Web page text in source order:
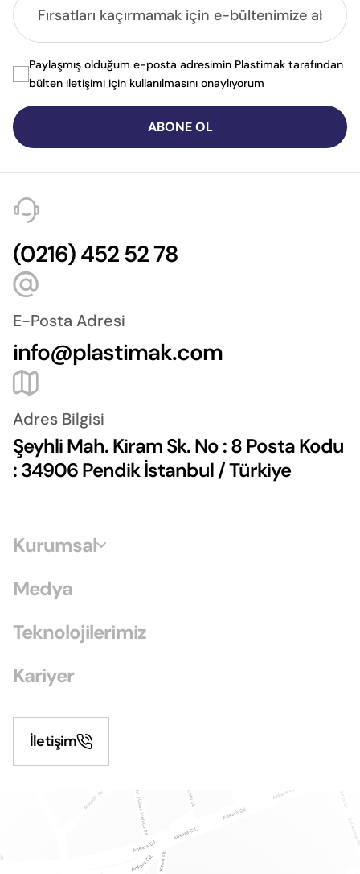
ABONE OL
Paylaşmış olduğum e-posta adresimin Plastimak tarafından
bülten iletişimi için kullanılmasını onaylıyorum
(0216) 452 52 78
E-Posta Adresi
info@plastimak.com
Adres Bilgisi
Şeyhli Mah. Kiram Sk. No : 8 Posta Kodu
: 34906 Pendik İstanbul / Türkiye
Kurumsal
Medya
Teknolojilerimiz
Kariyer
İletişim